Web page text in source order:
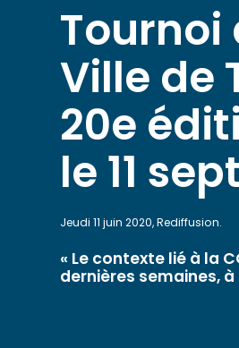
Tournoi
Ville de
20e
le 11
Jeudi 11 juin 2020, Rediffusion.
« Le contexte lié à la
dernières semaines,